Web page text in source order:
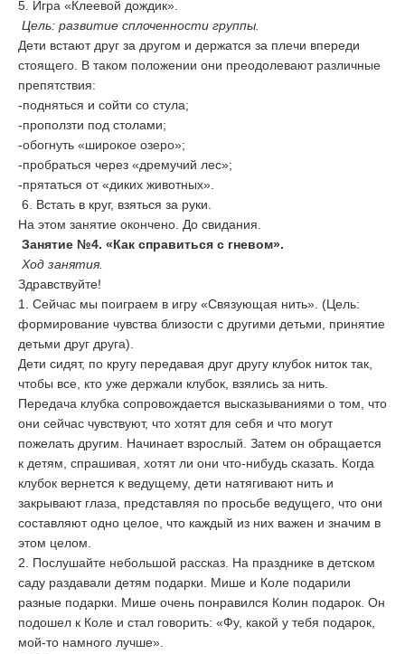
5. Игра «Клеевой дождик».
Цель: развитие сплоченности группы.
Дети встают друг за другом и держатся за плечи впереди
стоящего. В таком положении они преодолевают различные
препятствия:
-подняться и сойти со стула;
-проползти под столами;
-обогнуть «широкое озеро»;
-пробраться через «дремучий лес»;
-прятаться от «диких животных».
6. Встать в круг, взяться за руки.
На этом занятие окончено. До свидания.
Занятие №4. «Как справиться с гневом».
Ход занятия.
Здравствуйте!
1. Сейчас мы поиграем в игру «Связующая нить». (Цель:
формирование чувства близости с другими детьми, принятие
детьми друг друга).
Дети сидят, по кругу передавая друг другу клубок ниток так,
чтобы все, кто уже держали клубок, взялись за нить.
Передача клубка сопровождается высказываниями о том, что
они сейчас чувствуют, что хотят для себя и что могут
пожелать другим. Начинает взрослый. Затем он обращается
к детям, спрашивая, хотят ли они что-нибудь сказать. Когда
клубок вернется к ведущему, дети натягивают нить и
закрывают глаза, представляя по просьбе ведущего, что они
составляют одно целое, что каждый из них важен и значим в
этом целом.
2. Послушайте небольшой рассказ. На празднике в детском
саду раздавали детям подарки. Мише и Коле подарили
разные подарки. Мише очень понравился Колин подарок. Он
подошел к Коле и стал говорить: «Фу, какой у тебя подарок,
мой-то намного лучше».